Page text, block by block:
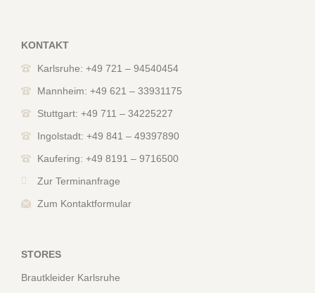
KONTAKT
Karlsruhe: +49 721 – 94540454
Mannheim: +49 621 – 33931175
Stuttgart: +49 711 – 34225227
Ingolstadt: +49 841 – 49397890
Kaufering: +49 8191 – 9716500
Zur Terminanfrage
Zum Kontaktformular
STORES
Brautkleider Karlsruhe